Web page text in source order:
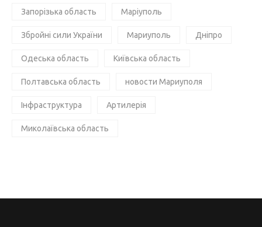
Запорізька область Маріуполь
Збройні сили України Мариуполь Дніпро
Одеська область Київська область
Полтавська область новости Мариуполя
Інфраструктура Артилерія
Миколаївська область